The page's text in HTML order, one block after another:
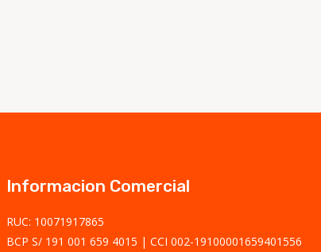
Informacion Comercial
RUC: 10071917865
BCP S/ 191 001 659 4015
CCI 002-19100001659401556